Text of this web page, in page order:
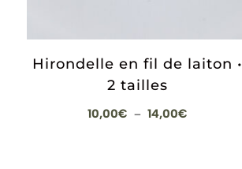
Hirondelle en fil de laiton •
2 tailles
10,00€ – 14,00€Plage